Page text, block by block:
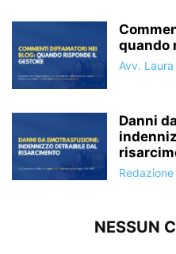
quando
Avv. Laura
Danni
NESSUN